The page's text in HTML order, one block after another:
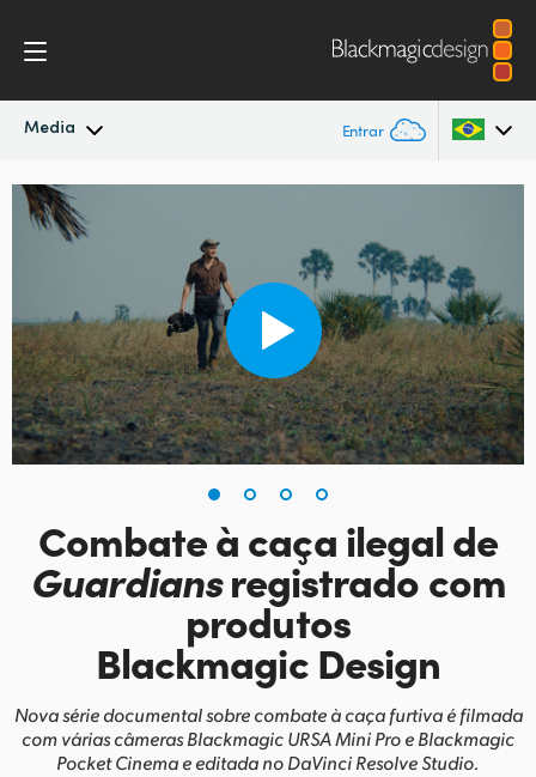
Media Entrar
Novidades
Imagens para Imprensa
Austria
Brazil
Canada
China
Finland
Germany
Hong Kong SAR, China
India
Combate à caça ilegalde
Guardiansregistradocom
produtos
Blackmagic Design
Nova série documental sobre combate à caça furtiva é filmada
com várias câmerasBlackmagic URSA Mini Pro e Blackmagic
Pocket Cinema e editada no DaVinci Resolve Studio.